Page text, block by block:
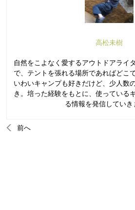
高松未樹
自然をこよなく愛するアウトドアライ
で、テントを張れる場所であればどこ
いわいキャンプも好きだけど、少人数
き。培った経験をもとに、使っている
る情報を発信していき
前へ